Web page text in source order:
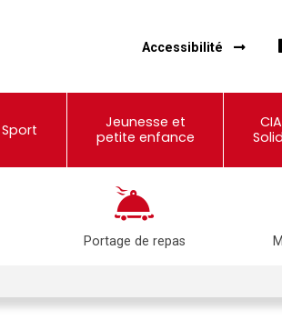
Accessibilité
Sport
Jeunesse et
petite enfance
Portage de repas